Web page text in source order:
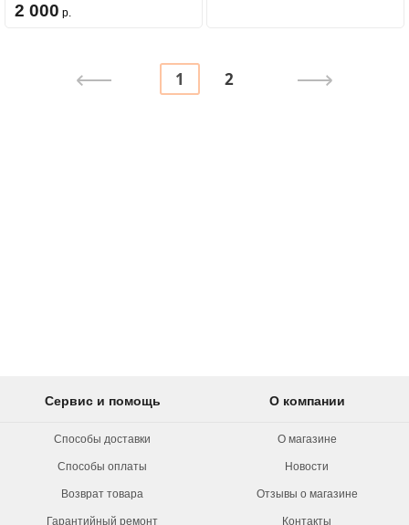
2 000 р.
1 2
Сервис и помощь
Способы доставки
Способы оплаты
Возврат товара
Гарантийный ремонт
О компании
О магазине
Новости
Отзывы о магазине
Контакты